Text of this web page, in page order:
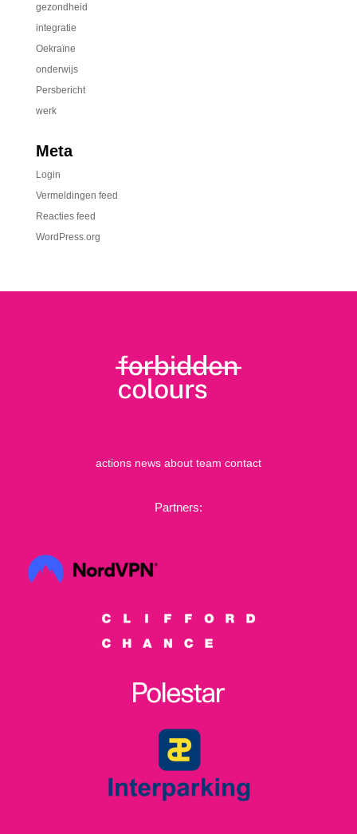
gezondheid
integratie
Oekraïne
onderwijs
Persbericht
werk
Meta
Login
Vermeldingen feed
Reacties feed
WordPress.org
actions news about team contact
Partners: